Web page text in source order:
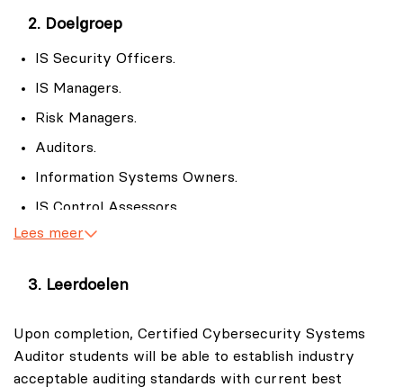
cover ISACA®’s exam but will provide a measurable
certification that demonstrates proficiency in the IS
The Certified Cybersecurity Systems Auditor covers
report on compliance and implement controls for
private and public enterprises. The Certified
Cybersecurity Systems Auditors will receive in-depth
policy writers, privacy officers, information security
administrators, and security engineers.
Doelgroep
IS Security Officers.
IS Managers.
Risk Managers.
Auditors.
Information Systems Owners.
IS Control Assessors.
System Managers.
Lees meer
Leerdoelen
Upon completion, Certified Cybersecurity Systems
Auditor students will be able to establish industry
acceptable auditing standards with current best